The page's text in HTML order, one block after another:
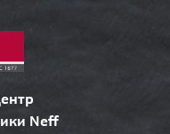
Neff